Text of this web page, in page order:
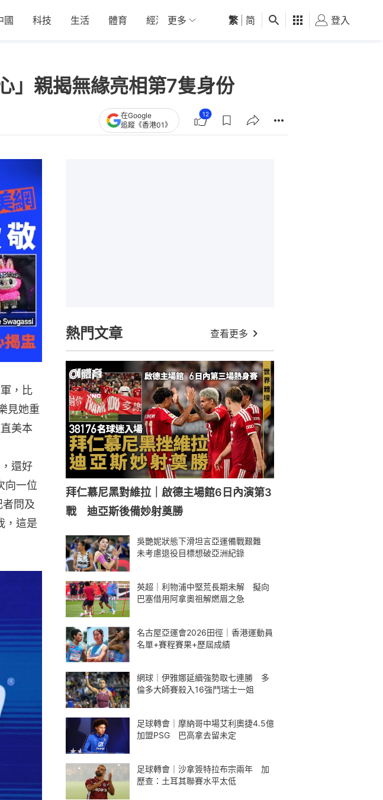
國 科技 生活 體育 經濟 01深圳 觀點 健康 好食玩飛
更多 繁 简 登入
親揭無緣亮相第7隻身份
在Google
追蹤《香港01》
12
，比
見她重
美本
還好
向一位
問及
，這是
熱門文章 查看更多
拜仁慕尼黑對維拉｜啟德主場館6日內演第3
戰 迪亞斯後備妙射奠勝
吳艷妮狀態下滑坦言亞運備戰艱難
未考慮退役目標想破亞洲紀錄
英超｜利物浦中堅荒長期未解 擬向
巴塞借用阿拿奧祖解燃眉之急
名古屋亞運會2026田徑｜香港運動員
名單+賽程賽果+歷屆成績
網球｜伊雅娜延續強勢取七連勝 多
倫多大師賽殺入16強鬥瑞士一姐
足球轉會｜摩納哥中場艾利奧捷4.5億
加盟PSG 巴高拿去留未定
足球轉會｜沙拿簽特拉布宗兩年 加
歷查：土耳其聯賽水平太低